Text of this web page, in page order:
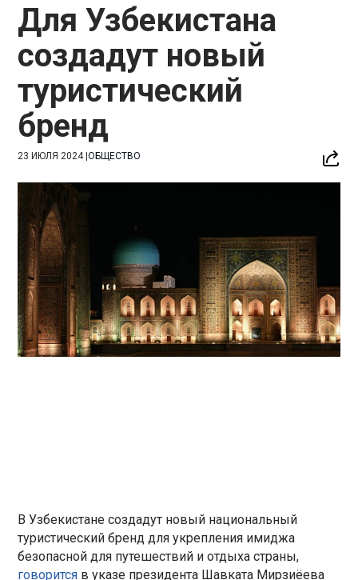
Для Узбекистана
создадут новый
туристический
бренд
23 ИЮЛЯ 2024|ОБЩЕСТВО
В Узбекистане создадут новый национальный
туристический бренд для укрепления имиджа
безопасной для путешествий и отдыха страны,
говорится в указе президента Шавката Мирзиёева